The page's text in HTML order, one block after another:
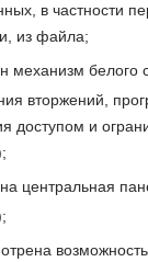
в частности
из файла;
механизм белого
вторжений,
доступом и
центральная